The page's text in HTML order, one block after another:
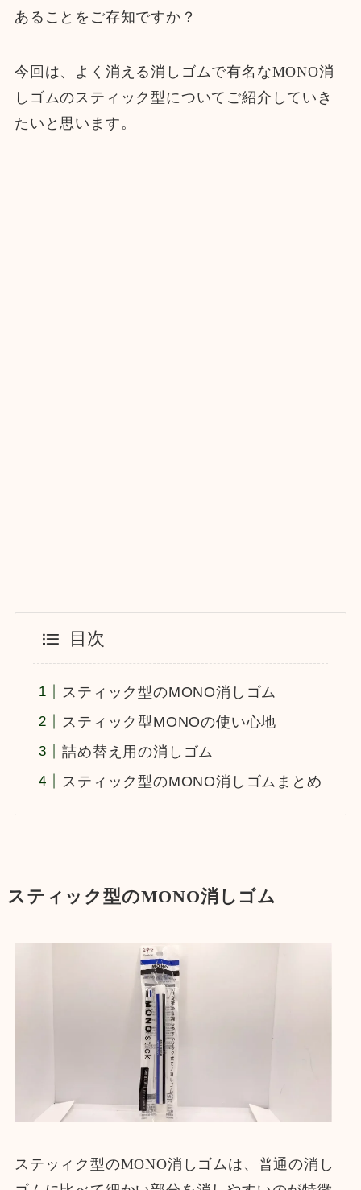
あることをご存知ですか？
今回は、よく消える消しゴムで有名なMONO消
しゴムのスティック型についてご紹介していき
たいと思います。
目次
スティック型のMONO消しゴム
スティック型MONOの使い心地
詰め替え用の消しゴム
スティック型のMONO消しゴムまとめ
スティック型のMONO消しゴム
ステッィク型のMONO消しゴムは、普通の消し